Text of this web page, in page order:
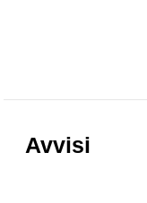
Avvisi